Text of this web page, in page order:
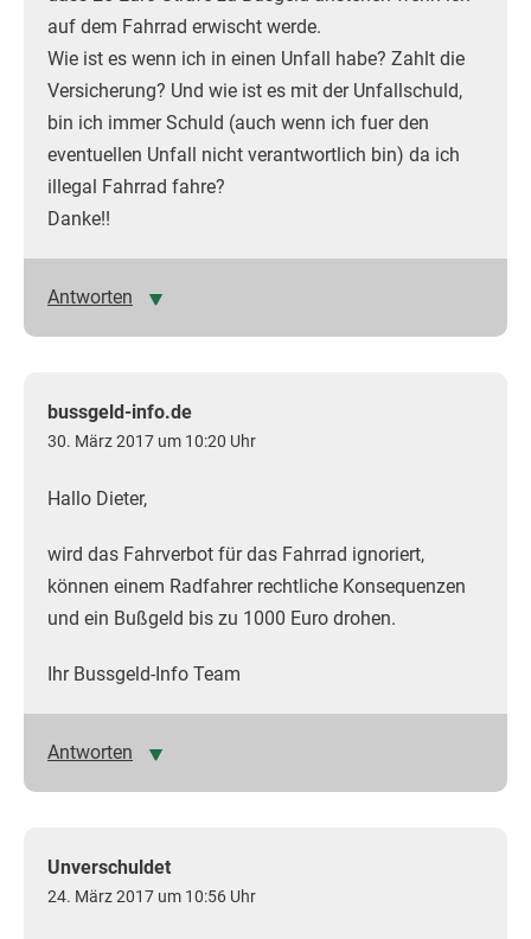
auf dem Fahrrad erwischt werde.
Wie ist es wenn ich in einen Unfall habe? Zahlt die
Versicherung? Und wie ist es mit der Unfallschuld,
bin ich immer Schuld (auch wenn ich fuer den
eventuellen Unfall nicht verantwortlich bin) da ich
illegal Fahrrad fahre?
Danke!!
Antworten
bussgeld-info.de
30. März 2017 um 10:20 Uhr
Hallo Dieter,
wird das Fahrverbot für das Fahrrad ignoriert,
können einem Radfahrer rechtliche Konsequenzen
und ein Bußgeld bis zu 1000 Euro drohen.
Ihr Bussgeld-Info Team
Antworten
Unverschuldet
24. März 2017 um 10:56 Uhr